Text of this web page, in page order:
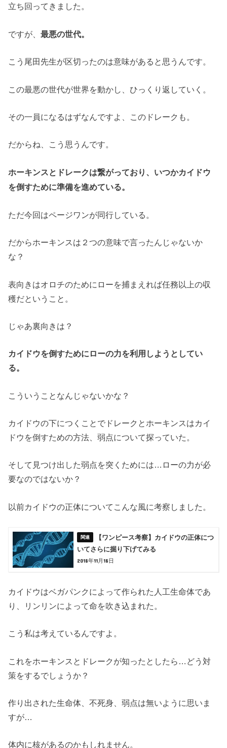
立ち回ってきました。
ですが、最悪の世代。
こう尾田先生が区切ったのは意味があると思うんです。
この最悪の世代が世界を動かし、ひっくり返していく。
その一員になるはずなんですよ、このドレークも。
だからね、こう思うんです。
ホーキンスとドレークは繋がっており、いつかカイドウ
を倒すために準備を進めている。
ただ今回はページワンが同行している。
だからホーキンスは２つの意味で言ったんじゃないか
な？
表向きはオロチのためにローを捕まえれば任務以上の収
穫だということ。
じゃあ裏向きは？
カイドウを倒すためにローの力を利用しようとしてい
る。
こういうことなんじゃないかな？
カイドウの下につくことでドレークとホーキンスはカイ
ドウを倒すための方法、弱点について探っていた。
そして見つけ出した弱点を突くためには…ローの力が必
要なのではないか？
以前カイドウの正体についてこんな風に考察しました。
【ワンピース考察】カイドウの正体につ
いてさらに掘り下げてみる
2018年11月18日
カイドウはベガパンクによって作られた人工生命体であ
り、リンリンによって命を吹き込まれた。
こう私は考えているんですよ。
これをホーキンスとドレークが知ったとしたら…どう対
策をするでしょうか？
作り出された生命体、不死身、弱点は無いように思いま
すが…
体内に核があるのかもしれません。